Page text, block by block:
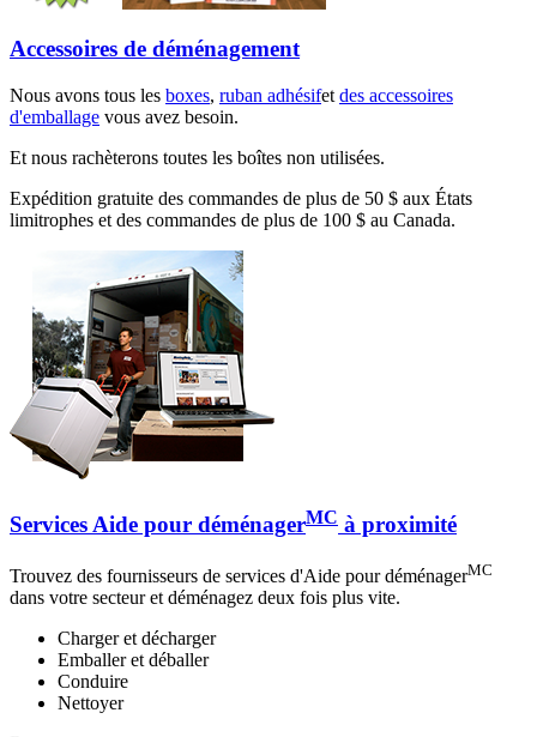
Accessoires de déménagement
Nous avons tous les boxes, ruban adhésifet des accessoires
d'emballage vous avez besoin.
Et nous rachèterons toutes les boîtes non utilisées.
Expédition gratuite des commandes de plus de 50 $ aux États
limitrophes et des commandes de plus de 100 $ au Canada.
Services Aide pour déménagerMC à proximité
Trouvez des fournisseurs de services d'Aide pour déménagerMC
dans votre secteur et déménagez deux fois plus vite.
Charger et décharger
Emballer et déballer
Conduire
Nettoyer